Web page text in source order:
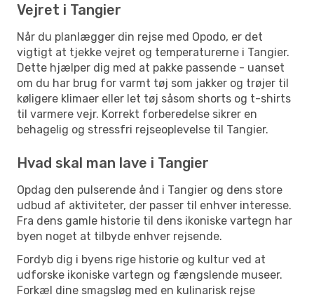
Vejret i Tangier
Når du planlægger din rejse med Opodo, er det
vigtigt at tjekke vejret og temperaturerne i Tangier.
Dette hjælper dig med at pakke passende - uanset
om du har brug for varmt tøj som jakker og trøjer til
køligere klimaer eller let tøj såsom shorts og t-shirts
til varmere vejr. Korrekt forberedelse sikrer en
behagelig og stressfri rejseoplevelse til Tangier.
Hvad skal man lave i Tangier
Opdag den pulserende ånd i Tangier og dens store
udbud af aktiviteter, der passer til enhver interesse.
Fra dens gamle historie til dens ikoniske vartegn har
byen noget at tilbyde enhver rejsende.
Fordyb dig i byens rige historie og kultur ved at
udforske ikoniske vartegn og fængslende museer.
Forkæl dine smagsløg med en kulinarisk rejse